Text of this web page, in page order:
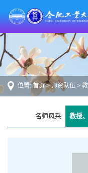
位置:首页>师资队伍 >
名师风采 教授